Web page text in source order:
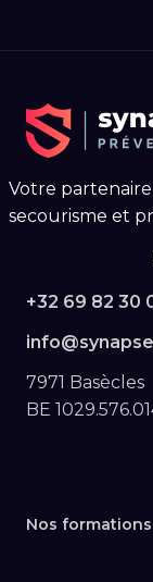
Votre
secourisme et
+32 69 82 30
7971 Basècles
BE
Nos formations